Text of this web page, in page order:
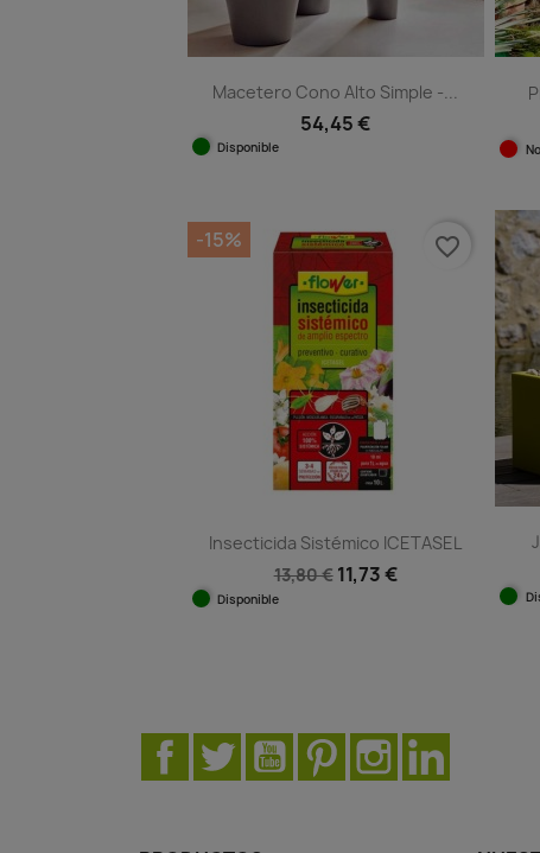
Macetero Cono Alto Simple -...
54,45 €
Disponible
Insecticida Sistémico ICETASEL
13,80 € 11,73 €
Disponible
-15% favorite_border
Facebook
Twitter YouTubePinterestInstagram